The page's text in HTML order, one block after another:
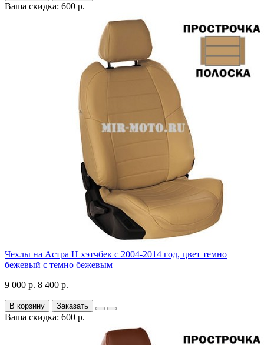
Ваша скидка: 600 р.
Чехлы на Астра H хэтчбек с 2004-2014 год, цвет темно
бежевый с темно бежевым
9 000 р. 8 400 р.
В корзину Заказать
Ваша скидка: 600 р.